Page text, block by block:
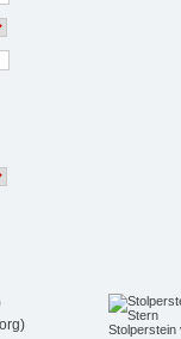
Stolperstein